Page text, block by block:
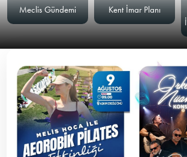
Meclis Gündemi
Kent İmar Planı